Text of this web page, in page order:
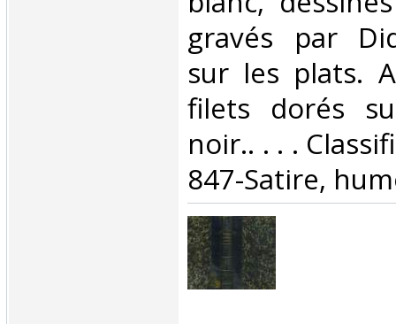
gravés par
sur les plats.
filets dorés
noir.. . . .
847-Satire,